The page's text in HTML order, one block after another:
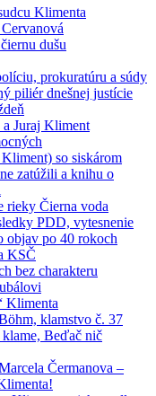
Klimenta
dušu
prokuratúru a súdy
piliér dnešnej justície
a Juraj Kliment
so siskárom
zatúžili a knihu o
rieky Čierna voda
PDD, vytesnenie
objav po 40 rokoch
KSČ
bez charakteru
Klimenta
klamstvo č. 37
Beďač nič
Čermanova –